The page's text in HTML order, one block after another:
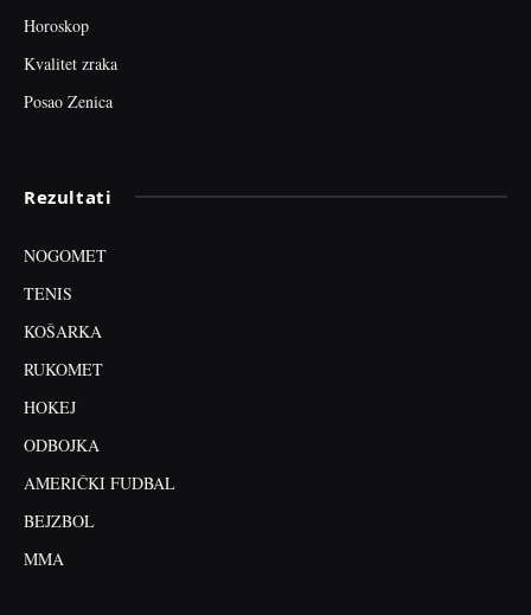
Horoskop
Kvalitet zraka
Posao Zenica
Rezultati
NOGOMET
TENIS
KOŠARKA
RUKOMET
HOKEJ
ODBOJKA
AMERIČKI FUDBAL
BEJZBOL
MMA